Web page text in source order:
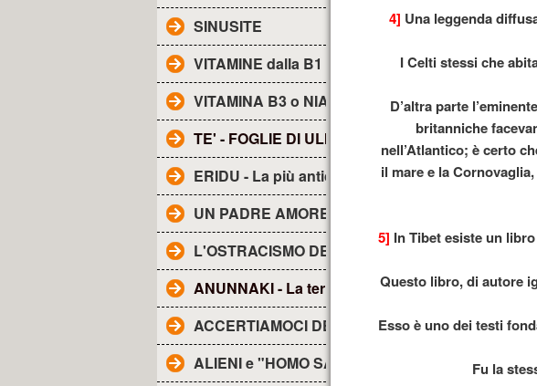
SINUSITE
VITAMINE dalla B1 alla B17
VITAMINA B3 o NIACINA
TE' - FOGLIE DI ULIVO
ERIDU - La più antica città del mondo
UN PADRE AMOREVOLE -
L'OSTRACISMO DEI TG
ANUNNAKI - La terra degli......
ACCERTIAMOCI DELLE COSE INSEGNATE
ALIENI e "HOMO SAPIENS"
4] Una leggenda
I Celti stessi che
D’altra parte
britanniche
nell’Atlantico; è certo
il mare e la
5] In Tibet esiste un
Questo libro, di autore
Esso è uno dei testi
Fu la